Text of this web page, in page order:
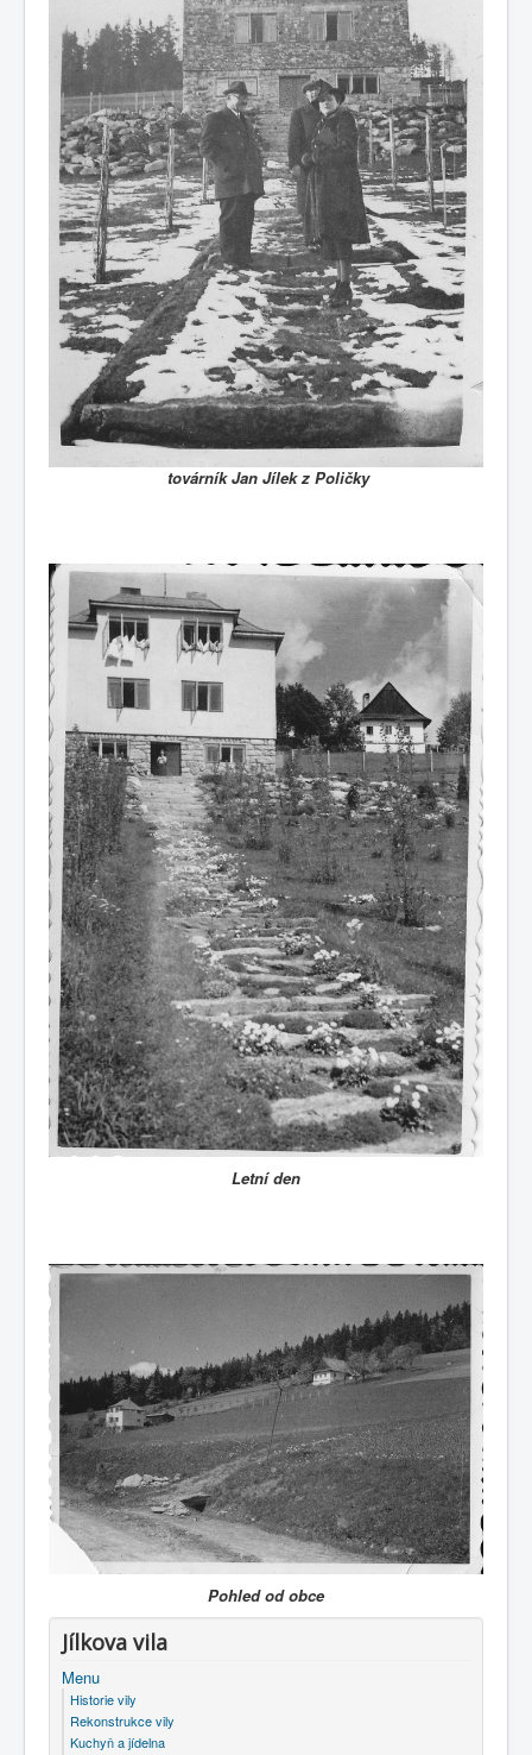
továrník Jan Jílek z Poličky
Letní den
Pohled od obce
Jílkova vila
Menu
Historie vily
Rekonstrukce vily
Kuchyň a jídelna